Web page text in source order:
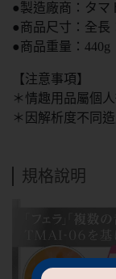
●製造廠商：タマ
●商品尺寸：全長
●商品重量：440g
【注意事項】
＊情趣用品屬個
＊因解析度不同
規格說明